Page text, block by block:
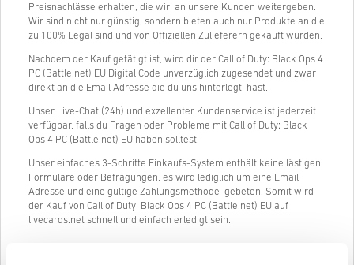
Preisnachlässe erhalten, die wir an unsere Kunden weitergeben.
Wir sind nicht nur günstig, sondern bieten auch nur Produkte an die
zu 100% Legal sind und von Offiziellen Zulieferern gekauft wurden.
Nachdem der Kauf getätigt ist, wird dir der Call of Duty: Black Ops 4
PC (Battle.net) EU Digital Code unverzüglich zugesendet und zwar
direkt an die Email Adresse die du uns hinterlegt hast.
Unser Live-Chat (24h) und exzellenter Kundenservice ist jederzeit
verfügbar, falls du Fragen oder Probleme mit Call of Duty: Black
Ops 4 PC (Battle.net) EU haben solltest.
Unser einfaches 3-Schritte Einkaufs-System enthält keine lästigen
Formulare oder Befragungen, es wird lediglich um eine Email
Adresse und eine gültige Zahlungsmethode gebeten. Somit wird
der Kauf von Call of Duty: Black Ops 4 PC (Battle.net) EU auf
livecards.net schnell und einfach erledigt sein.